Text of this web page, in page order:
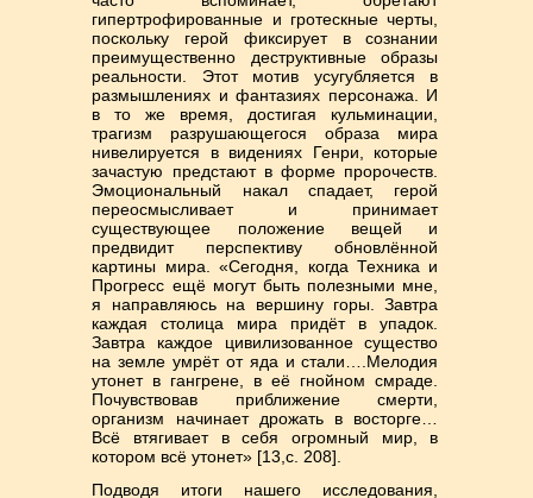
гипертрофированные и гротескные черты,
поскольку герой фиксирует в сознании
преимущественно деструктивные образы
реальности. Этот мотив усугубляется в
размышлениях и фантазиях персонажа. И
в то же время, достигая кульминации,
трагизм разрушающегося образа мира
нивелируется в видениях Генри, которые
зачастую предстают в форме пророчеств.
Эмоциональный накал спадает, герой
переосмысливает и принимает
существующее положение вещей и
предвидит перспективу обновлённой
картины мира. «Сегодня, когда Техника и
Прогресс ещё могут быть полезными мне,
я направляюсь на вершину горы. Завтра
каждая столица мира придёт в упадок.
Завтра каждое цивилизованное существо
на земле умрёт от яда и стали….Мелодия
утонет в гангрене, в её гнойном смраде.
Почувствовав приближение смерти,
организм начинает дрожать в восторге…
Всё втягивает в себя огромный мир, в
котором всё утонет» [13,с. 208].
Подводя итоги нашего исследования,